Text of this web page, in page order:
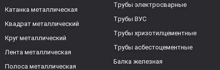
Катанка металлическая
Квадрат металлический
Круг металлический
Лента металлическая
Полоса металлическая
Трубы электросварные
Трубы ВУС
Трубы хризотилцементные
Трубы асбестоцементные
Балка железная